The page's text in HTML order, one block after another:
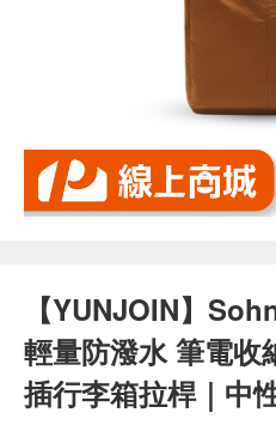
【YUNJOIN】
輕量防潑水 筆電收
插行李箱拉桿｜中